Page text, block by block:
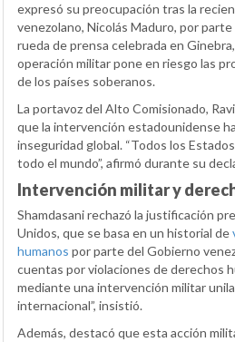
expresó su preocupación tras la
venezolano, Nicolás Maduro, por
rueda de prensa celebrada en
operación militar pone en riesgo las
de los países soberanos.
La portavoz del Alto Comisionado,
que la intervención estadounidense
inseguridad global. “Todos los
todo el mundo”, afirmó durante su
Intervención militar y
Shamdasani rechazó la justificación
Unidos, que se basa en un historial de
humanos por parte del Gobierno
cuentas por violaciones de derechos
mediante una intervención militar
internacional”, insistió.
Además, destacó que esta acción